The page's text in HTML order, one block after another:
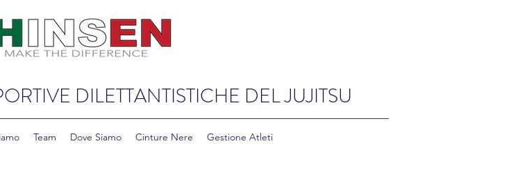
DILETTANTISTICHE DEL JUJITSU
Team Dove Siamo Cinture Nere Gestione Atleti